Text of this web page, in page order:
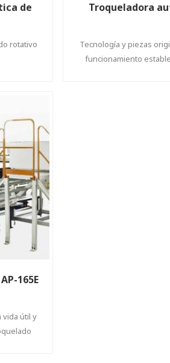
de
rotativo
Troqueladora
Tecnología y piezas
funcionamiento
165E
vida útil y